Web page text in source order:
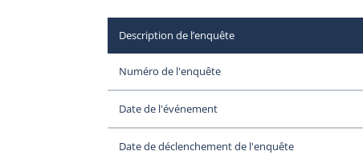
Description de l’enquête
Numéro de l'enquête
Date de l'événement
Date de déclenchement de l'enquête